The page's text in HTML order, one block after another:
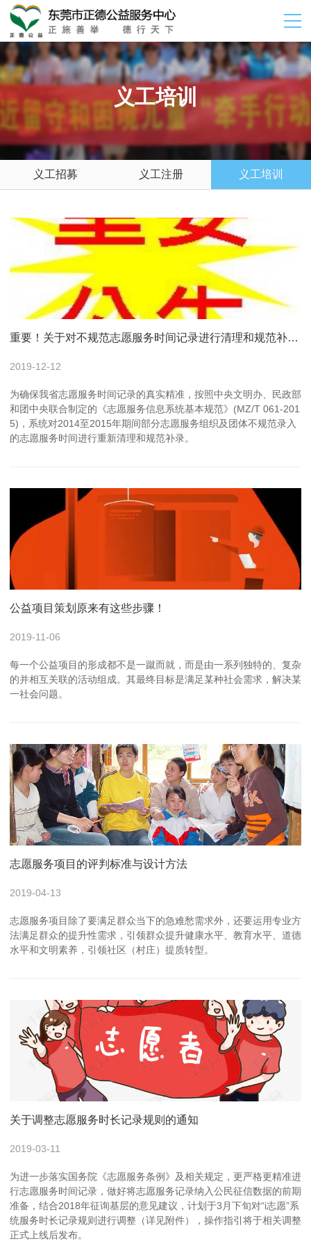
义工培训
义工招募 义工注册 义工培训
重要！关于对不规范志愿服务时间记录进行清理和规范补录的公告（附补录指引）
2019-12-12
为确保我省志愿服务时间记录的真实精准，按照中央文明办、民政部
和团中央联合制定的《志愿服务信息系统基本规范》(MZ/T 061-201
5)，系统对2014至2015年期间部分志愿服务组织及团体不规范录入
的志愿服务时间进行重新清理和规范补录。
公益项目策划原来有这些步骤！
2019-11-06
每一个公益项目的形成都不是一蹴而就，而是由一系列独特的、复杂
的并相互关联的活动组成。其最终目标是满足某种社会需求，解决某
一社会问题。
志愿服务项目的评判标准与设计方法
2019-04-13
志愿服务项目除了要满足群众当下的急难愁需求外，还要运用专业方
法满足群众的提升性需求，引领群众提升健康水平、教育水平、道德
水平和文明素养，引领社区（村庄）提质转型。
关于调整志愿服务时长记录规则的通知
2019-03-11
为进一步落实国务院《志愿服务条例》及相关规定，更严格更精准进
行志愿服务时间记录，做好将志愿服务记录纳入公民征信数据的前期
准备，结合2018年征询基层的意见建议，计划于3月下旬对“i志愿”系
统服务时长记录规则进行调整（详见附件），操作指引将于相关调整
正式上线后发布。